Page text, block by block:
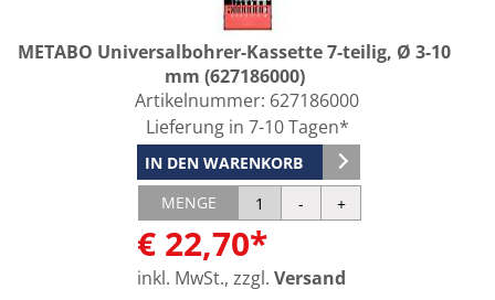
METABO Universalbohrer-Kassette 7-teilig, Ø 3-10
mm (627186000)
Artikelnummer: 627186000
Lieferung in 7-10 Tagen*
IN DEN WARENKORB
MENGE
€ 22,70*
inkl. MwSt., zzgl. Versand